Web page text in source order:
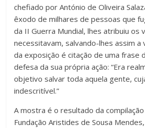
chefiado por António de Oliveira
êxodo de milhares de pessoas que
da II Guerra Mundial, lhes atribuiu os
necessitavam, salvando-lhes assim a
da exposição é citação de uma frase
defesa da sua própria ação: “Era
objetivo salvar toda aquela gente,
indescritível.”
A mostra é o resultado da
Fundação Aristides de Sousa